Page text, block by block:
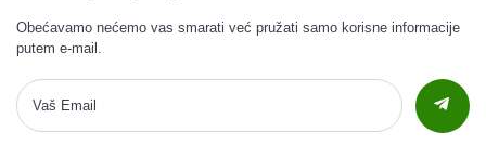
Obećavamo nećemo vas smarati već pružati samo korisne informacije
putem e-mail.